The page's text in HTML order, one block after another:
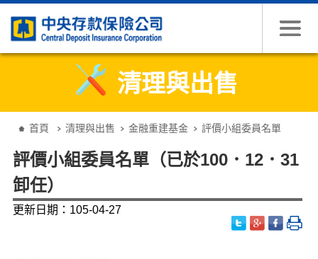
清理與出售
首頁 清理與出售 金融重建基金 評價小組委員名單
評價小組委員名單（已於100．12．31
卸任）
更新日期：105-04-27